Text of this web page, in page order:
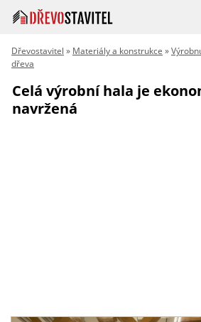
Dřevostavitel » Materiály a konstrukce »
dřeva
Celá výrobní hala je
navržená